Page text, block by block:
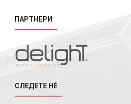
ПАРТНЕРИ
СЛЕДЕТЕ НÉ